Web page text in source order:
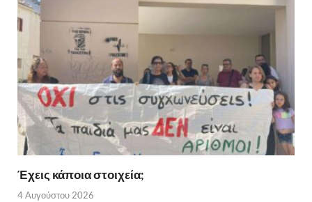
Έχεις κάποια στοιχεία;
4 Αυγούστου 2026